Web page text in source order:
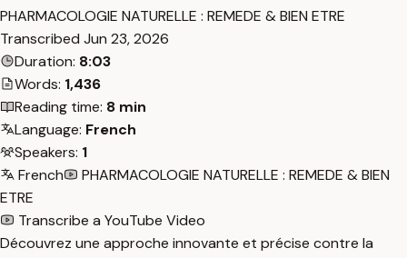
PHARMACOLOGIE NATURELLE : REMEDE & BIEN ETRE
Transcribed Jun 23, 2026
Duration: 8:03
Words: 1,436
Reading time: 8 min
Language: French
Speakers: 1
French
PHARMACOLOGIE NATURELLE : REMEDE & BIEN
ETRE
Transcribe a YouTube Video
Découvrez une approche innovante et précise contre la